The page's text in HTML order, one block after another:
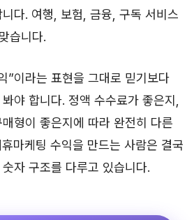
다. 여행, 보험, 금융, 구독 서비스
습니다.
”이라는 표현을 그대로 믿기보다
야 합니다. 정액 수수료가 좋은지,
형이 좋은지에 따라 완전히 다른
마케팅 수익을 만드는 사람은 결국
자 구조를 다루고 있습니다.